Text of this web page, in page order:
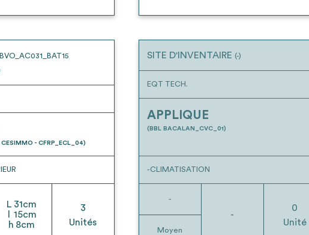
- CFRP_ECL_04)
L 31cm
15cm
h 8cm
3
Unités
SITE D'INVENTAIRE (-)
EQT TECH.
APPLIQUE
(BBL BACALAN_CVC_01)
-CLIMATISATION
-
Moyen
-
0
Unité